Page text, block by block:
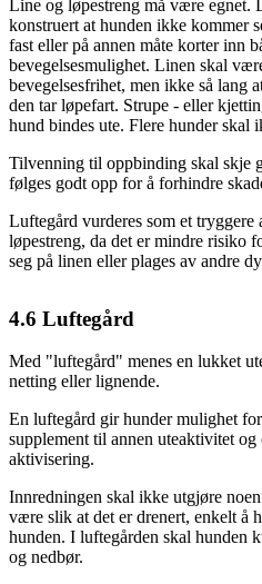
Line og løpestreng må være
konstruert at hunden ikke kommer
fast eller på annen måte korter inn
bevegelsesmulighet. Linen skal
bevegelsesfrihet, men ikke så lang
den tar løpefart. Strupe - eller
hund bindes ute. Flere hunder skal
Tilvenning til oppbinding skal skje
følges godt opp for å forhindre
Luftegård vurderes som et
løpestreng, da det er mindre risiko
seg på linen eller plages av andre
4.6 Luftegård
Med "luftegård" menes en lukket
netting eller lignende.
En luftegård gir hunder mulighet
supplement til annen uteaktivitet
aktivisering.
Innredningen skal ikke utgjøre
være slik at det er drenert, enkelt å
hunden. I luftegården skal hunden
og nedbør.